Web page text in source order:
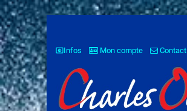
settings_brightnessInfos Mon compte Contact